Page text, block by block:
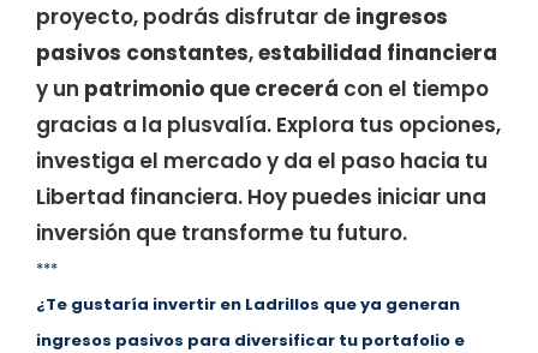
proyecto, podrás disfrutar de ingresos
pasivos constantes,estabilidad financiera
y un patrimonio que crecerá con el tiempo
gracias a la plusvalía. Explora tus opciones,
investiga el mercado y da el paso hacia tu
Libertad financiera. Hoy puedes iniciar una
inversión que transforme tu futuro.
***
¿Te gustaría invertir en Ladrillos que ya generan
ingresos pasivos para diversificar tu portafolio e